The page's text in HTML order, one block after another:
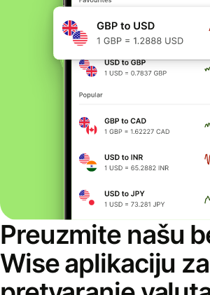
Preuzmite našu
Wise aplikaciju za